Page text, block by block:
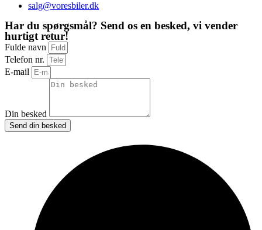
salg@voresbiler.dk
Har du spørgsmål? Send os en besked, vi vender
hurtigt retur!
Fulde navn
Telefon nr.
E-mail
Din besked
Send din besked